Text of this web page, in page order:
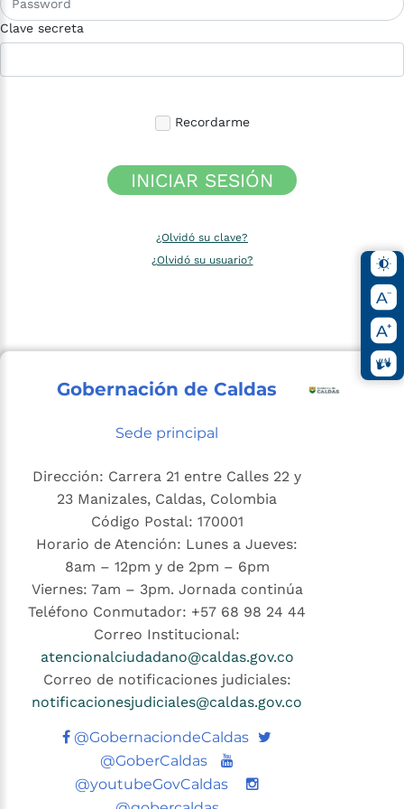
Clave secreta
Recordarme
INICIAR SESIÓN
¿Olvidó su clave?
¿Olvidó su usuario?
Gobernación de Caldas
Sede principal
Dirección: Carrera 21 entre Calles 22 y
23 Manizales, Caldas, Colombia
Código Postal: 170001
Horario de Atención: Lunes a Jueves:
8am – 12pm y de 2pm – 6pm
Viernes: 7am – 3pm. Jornada continúa
Teléfono Conmutador: +57 68 98 24 44
Correo Institucional:
atencionalciudadano@caldas.gov.co
Correo de notificaciones judiciales:
notificacionesjudiciales@caldas.gov.co
@GobernaciondeCaldas Twitter
@GoberCaldas
Youtube
@youtubeGovCaldas